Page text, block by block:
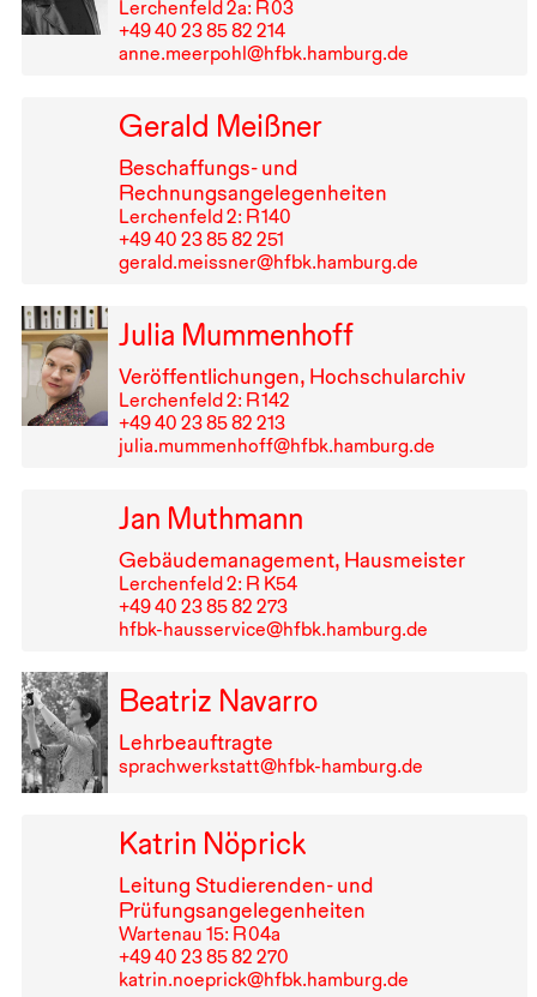
Lerchenfeld 2a: R⁠ ⁠03
+49⁠ ⁠40⁠ ⁠23⁠ ⁠85⁠ ⁠82⁠ ⁠214
anne.meerpohl@hfbk.hamburg.de
Gerald Meißner
Beschaffungs- und
Rechnungsangelegenheiten
Lerchenfeld 2: R⁠ ⁠140
+49⁠ ⁠40⁠ ⁠23⁠ ⁠85⁠ ⁠82⁠ ⁠251
gerald.meissner@hfbk.hamburg.de
Julia Mummenhoff
Veröffentlichungen, Hochschularchiv
Lerchenfeld 2: R⁠ ⁠142
+49⁠ ⁠40⁠ ⁠23⁠ ⁠85⁠ ⁠82⁠ ⁠213
julia.mummenhoff@hfbk.hamburg.de
Jan Muthmann
Gebäudemanagement, Hausmeister
Lerchenfeld 2: R K54
+49⁠ ⁠40⁠ ⁠23⁠ ⁠85⁠ ⁠82⁠ ⁠273
hfbk-hausservice@hfbk.hamburg.de
Beatriz Navarro
Lehrbeauftragte
sprachwerkstatt@hfbk-hamburg.de
Katrin Nöprick
Leitung Studierenden- und
Prüfungsangelegenheiten
Wartenau 15: R⁠ ⁠04a
+49⁠ ⁠40⁠ ⁠23⁠ ⁠85⁠ ⁠82⁠ ⁠270
katrin.noeprick@hfbk.hamburg.de